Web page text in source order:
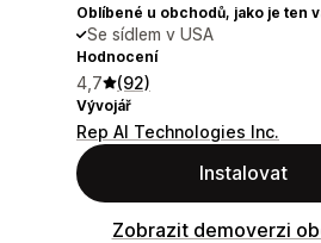
Oblíbené u obchodů, jako je ten
Se sídlem v USA
Hodnocení
4,7 (92)
Vývojář
Rep AI Technologies Inc.
Instalovat
Zobrazit demoverzi